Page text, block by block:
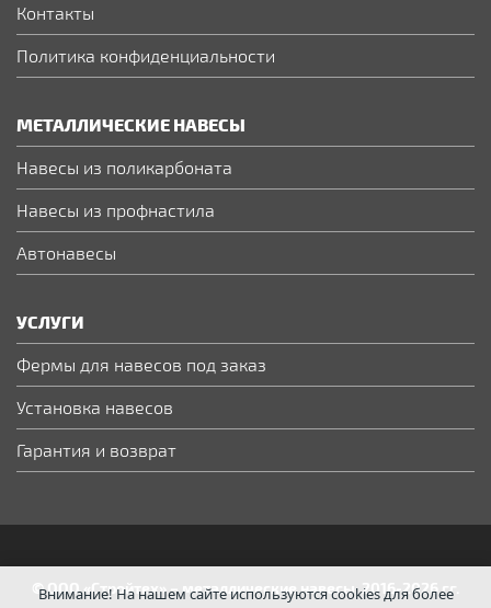
Контакты
Политика конфиденциальности
МЕТАЛЛИЧЕСКИЕ НАВЕСЫ
Навесы из поликарбоната
Навесы из профнастила
Автонавесы
УСЛУГИ
Фермы для навесов под заказ
Установка навесов
Гарантия и возврат
© ООО «Стройтех» – металлические навесы, 2016-2026 гг.
Внимание! На нашем сайте используются cookies для более